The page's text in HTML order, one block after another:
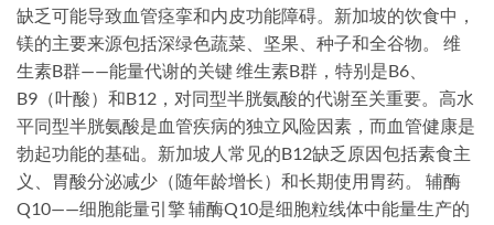
缺乏可能导致血管痉挛和内皮功能障碍。新加坡的饮食中，
镁的主要来源包括深绿色蔬菜、坚果、种子和全谷物。 维
生素B群——能量代谢的关键 维生素B群，特别是B6、
B9（叶酸）和B12，对同型半胱氨酸的代谢至关重要。高水
平同型半胱氨酸是血管疾病的独立风险因素，而血管健康是
勃起功能的基础。新加坡人常见的B12缺乏原因包括素食主
义、胃酸分泌减少（随年龄增长）和长期使用胃药。 辅酶
Q10——细胞能量引擎 辅酶Q10是细胞粒线体中能量生产的